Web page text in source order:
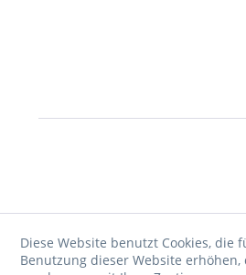
Diese Website benutzt Cookies,
Benutzung dieser Website